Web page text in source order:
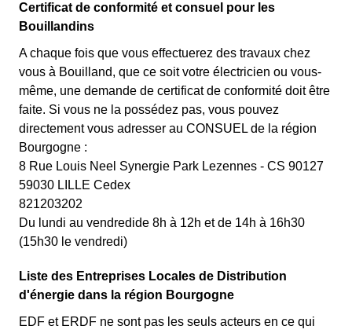
Certificat de conformité et consuel pour les
Bouillandins
A chaque fois que vous effectuerez des travaux chez
vous à Bouilland, que ce soit votre électricien ou vous-
même, une demande de certificat de conformité doit être
faite. Si vous ne la possédez pas, vous pouvez
directement vous adresser au CONSUEL de la région
Bourgogne :
8 Rue Louis Neel Synergie Park Lezennes - CS 90127
59030 LILLE Cedex
821203202
Du lundi au vendredide 8h à 12h et de 14h à 16h30
(15h30 le vendredi)
Liste des Entreprises Locales de Distribution
d'énergie dans la région Bourgogne
EDF et ERDF ne sont pas les seuls acteurs en ce qui